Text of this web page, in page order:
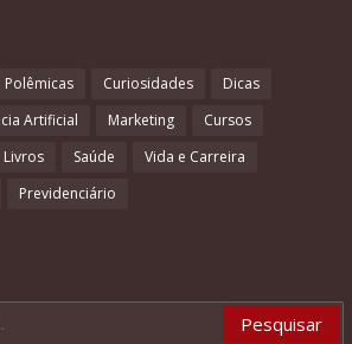
Polêmicas Curiosidades
Dicas
Artificial Marketing
Cursos
Livros Saúde
Vida e Carreira
Previdenciário